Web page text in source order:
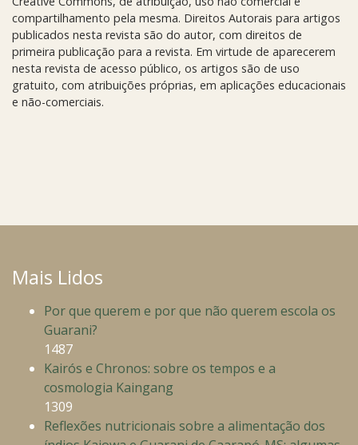
compartilhamento pela mesma. Direitos Autorais para artigos
publicados nesta revista são do autor, com direitos de
primeira publicação para a revista. Em virtude de aparecerem
nesta revista de acesso público, os artigos são de uso
gratuito, com atribuições próprias, em aplicações educacionais
e não-comerciais.
Mais Lidos
Por que querem e por que não querem escola os
Guarani?
1487
Kairós e Chronos: sobre os tempos e a
cosmologia Kaingang
1309
Reflexões nutricionais sobre a alimentação dos